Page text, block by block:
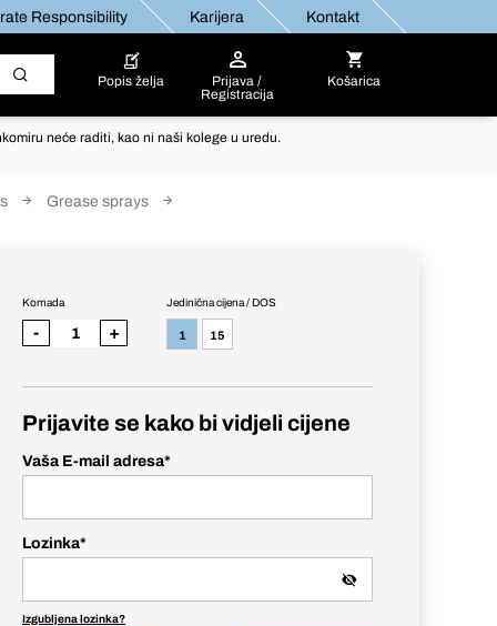
Responsibility Karijera Kontakt
Popis želja
Prijava /
Registracija
Košarica
neće raditi, kao ni naši kolege u uredu.
Grease sprays
Jedinična cijena / DOS
1 15
Komada
- +
Prijavite se kako bi vidjeli cijene
Vaša E-mail adresa*
Lozinka*
Izgubljena lozinka?